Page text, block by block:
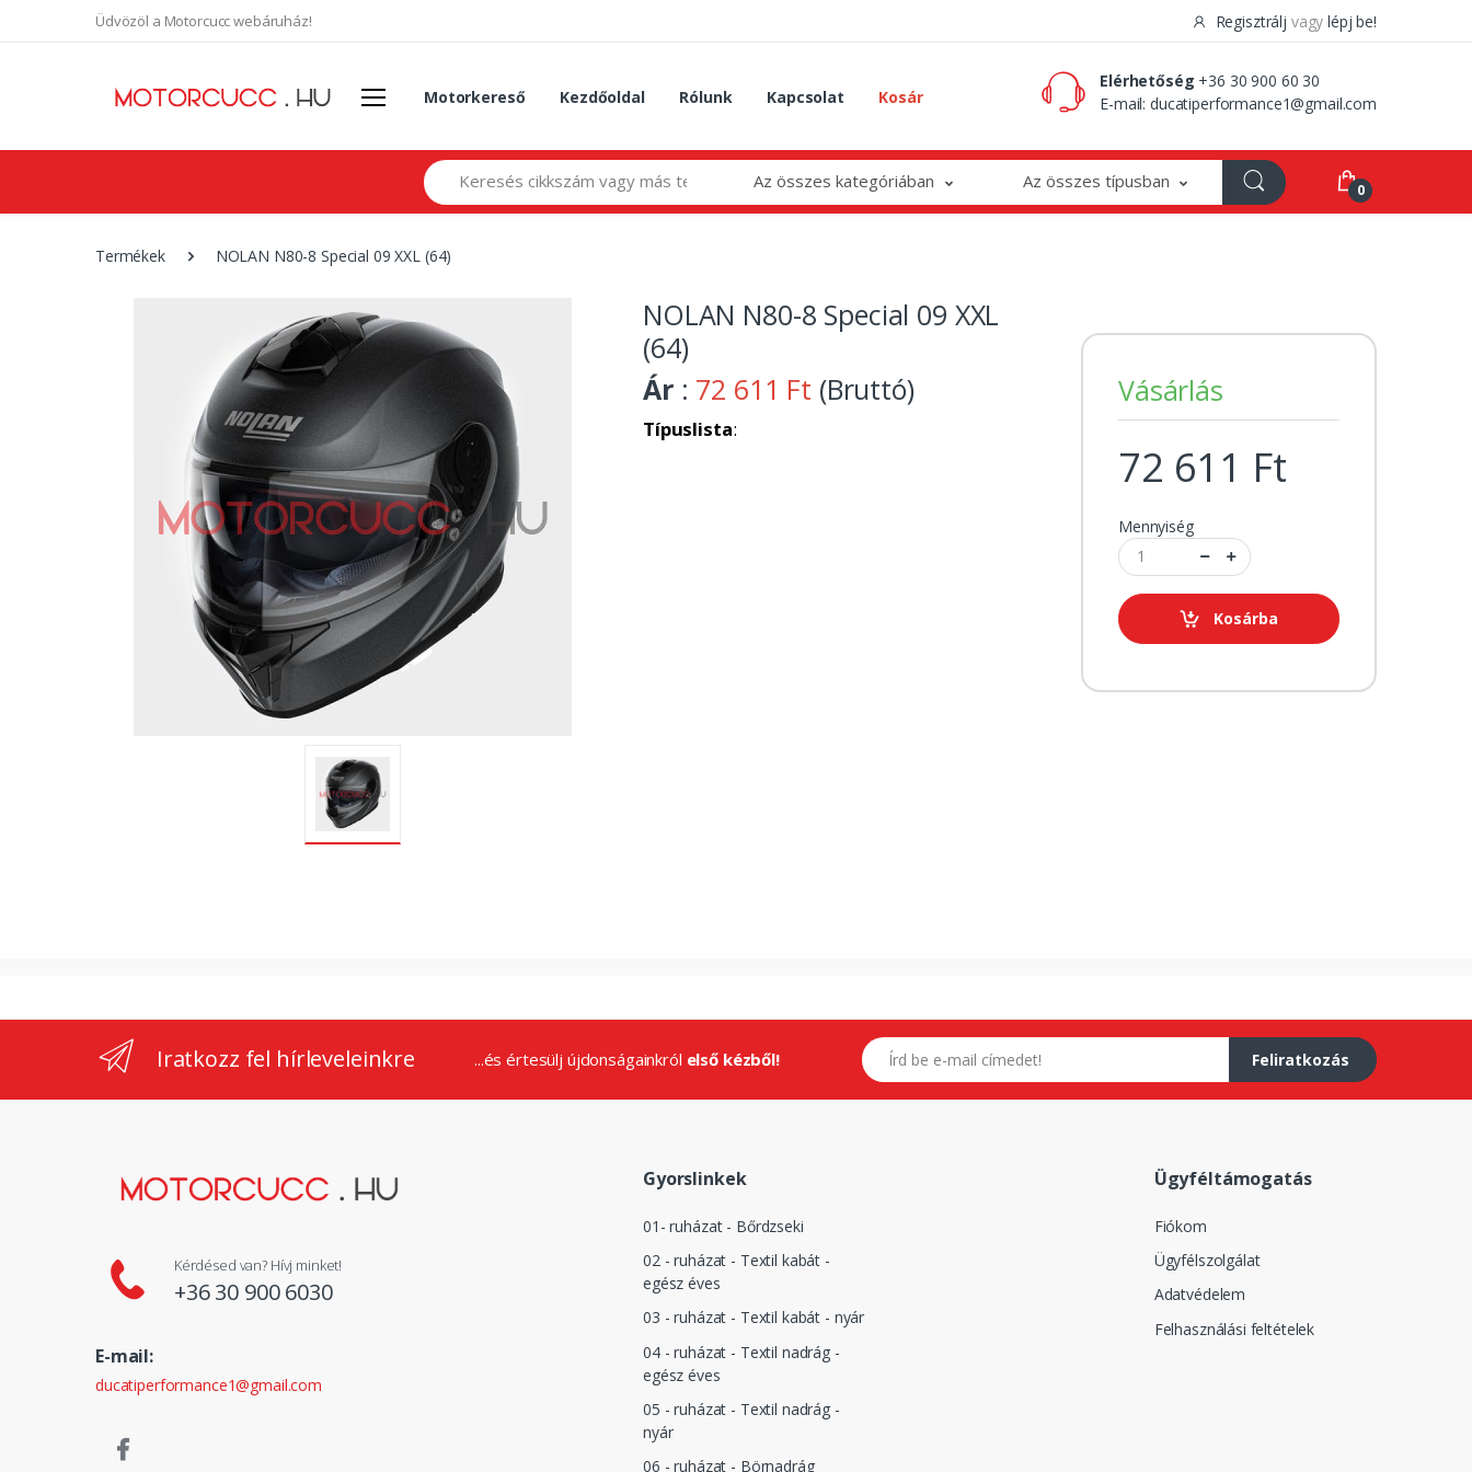
Üdvözöl a Motorcucc webáruház! Regisztrálj vagy lépj be!
Motorkereső Kezdőoldal Rólunk Kapcsolat Kosár
Elérhetőség +36 30 900 60 30
E-mail:ducatiperformance1@gmail.com
Search Az összes kategóriában Az összes típusban 0
Termékek NOLAN N80-8 Special 09 XXL (64)
NOLAN N80-8 Special 09 XXL
(64)
Ár : 72 611 Ft (Bruttó)
Típuslista:
Vásárlás
72 611 Ft
Mennyiség
Kosárba
Iratkozz fel hírleveleinkre ...és értesülj újdonságainkról első kézből!
E-mail címed
Feliratkozás
Kérdésed van? Hívj minket!
+36 30 900 6030
E-mail:
ducatiperformance1@gmail.com
Gyorslinkek
01- ruházat - Bőrdzseki
02 - ruházat - Textil kabát -
egész éves
03 - ruházat - Textil kabát - nyár
04 - ruházat - Textil nadrág -
egész éves
05 - ruházat - Textil nadrág -
nyár
06 - ruházat - Börnadrág
Ügyféltámogatás
Fiókom
Ügyfélszolgálat
Adatvédelem
Felhasználási feltételek